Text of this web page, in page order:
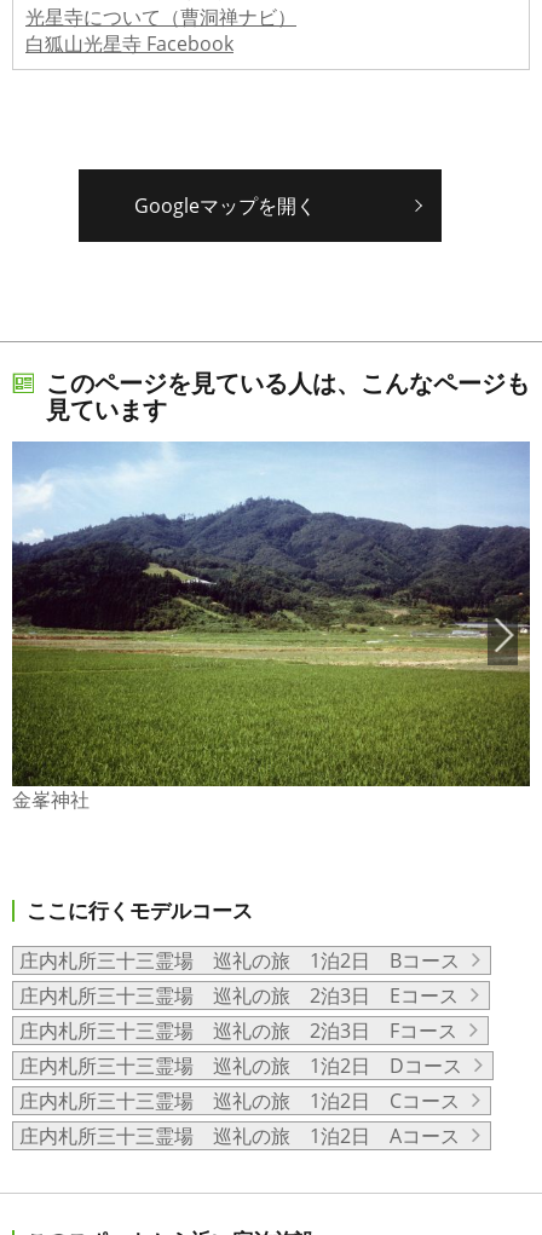
光星寺について（曹洞禅ナビ）
白狐山光星寺 Facebook
Googleマップを開く
このページを見ている人は、こんなページも
見ています
金峯神社
ここに行くモデルコース
庄内札所三十三霊場 巡礼の旅 1泊2日 Bコース
庄内札所三十三霊場 巡礼の旅 2泊3日 Eコース
庄内札所三十三霊場 巡礼の旅 2泊3日 Fコース
庄内札所三十三霊場 巡礼の旅 1泊2日 Dコース
庄内札所三十三霊場 巡礼の旅 1泊2日 Cコース
庄内札所三十三霊場 巡礼の旅 1泊2日 Aコース